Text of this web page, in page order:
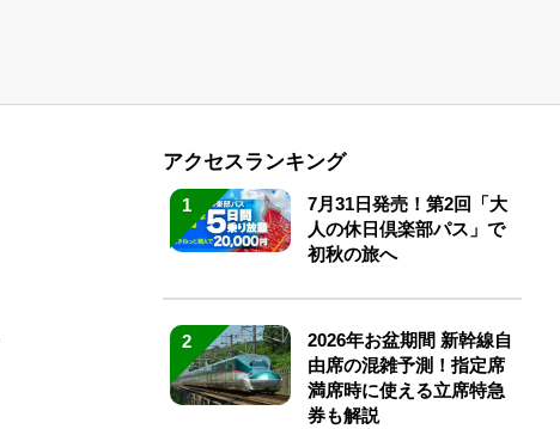
アクセスランキング
1
7月31日発売！第2回「大
人の休日倶楽部パス」で
初秋の旅へ
2
2026年お盆期間 新幹線自
由席の混雑予測！指定席
満席時に使える立席特急
券も解説